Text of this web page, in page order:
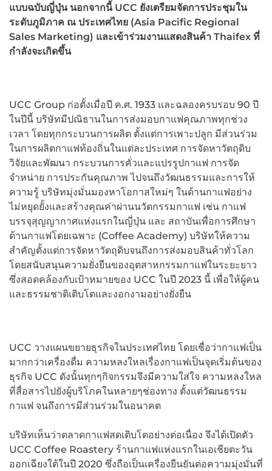
แบบฉบับญี่ปุ่น นอกจากนี้ UCC ยังเตรียมจัดการประชุมใน
ระดับภูมิภาค ณ ประเทศไทย (Asia Pacific Regional
Sales Marketing) และเข้าร่วมงานแสดงสินค้า Thaifex ที่
กำลังจะเกิดขึ้น
UCC Group ก่อตั้งเมื่อปี ค.ศ. 1933 และฉลองครบรอบ 90 ปี
ในปีนี้ บริษัทมีปณิธานในการส่งมอบกาแฟคุณภาพทุกช่วง
เวลา โดยทุกกระบวนการผลิต ตั้งแต่การเพาะปลูก มีส่วนร่วม
ในการผลิตกาแฟท้องถิ่นในแต่ละประเทศ การจัดหาวัตถุดิบ
วิจัยและพัฒนา กระบวนการคั่วและแปรรูปกาแฟ การจัด
จำหน่าย การประกันคุณภาพ ไปจนถึงวัฒนธรรมและการให้
ความรู้ บริษัทมุ่งมั่นมองหาโอกาสใหม่ๆ ในด้านกาแฟอย่าง
ไม่หยุดยั้งและสร้างคุณค่าผ่านนวัตกรรมกาแฟ เช่น กาแฟ
บรรจุสุญญากาศแห่งแรกในญี่ปุ่น และ สถาบันเพื่อการศึกษา
ด้านกาแฟโดยเฉพาะ (Coffee Academy) บริษัทให้ความ
สำคัญตั้งแต่การจัดหาวัตถุดิบจนถึงการส่งมอบสินค้าทั่วโลก
โดยสนับสนุนความยั่งยืนของอุตสาหกรรมกาแฟในระยะยาว
ซึ่งสอดคล้องกับเป้าหมายของ UCC ในปี 2023 นี้ เพื่อให้ผู้คน
และธรรมชาติเติบโตและงอกงามอย่างยั่งยืน
UCC วางแผนขยายธุรกิจในประเทศไทย โดยเชื่อว่ากาแฟเป็น
มากกว่าเครื่องดื่ม ความหลงใหลเรื่องกาแฟเป็นจุดเริ่มต้นของ
ธุรกิจ UCC ดังนั้นทุกๆกิจกรรมจึงมีความใส่ใจ ความหลงใหล
ที่สื่อสารไปยังผู้บริโภคในหลายๆช่องทาง ตั้งแต่วัฒนธรรม
กาแฟ จนถึงการมีส่วนร่วมในอนาคต
บริษัทเห็นว่าตลาดกาแฟสดเติบโตอย่างต่อเนื่อง จึงได้เปิดตัว
UCC Coffee Roastery ร้านกาแฟแห่งแรกในเอเชียตะวัน
ออกเฉียงใต้ในปี 2020 ซึ่งถือเป็นเครื่องยืนยันต่อความมุ่งมั่นที่